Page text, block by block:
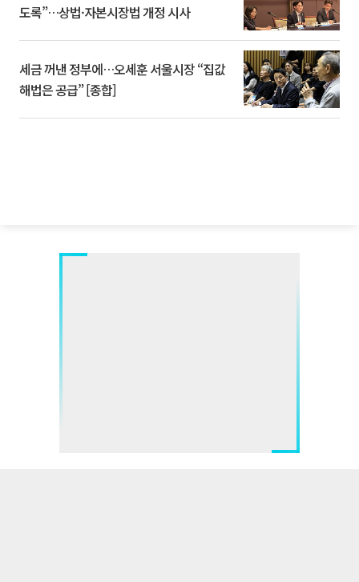
도록”…상법·자본시장법 개정 시사
세금 꺼낸 정부에…오세훈 서울시장 “집값
해법은 공급” [종합]